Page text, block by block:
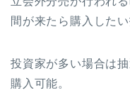
間が来たら購入した
投資家が多い場合は
購入可能。